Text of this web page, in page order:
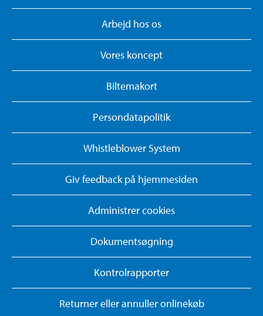
Arbejd hos os
Vores koncept
Biltemakort
Persondatapolitik
Whistleblower System
Giv feedback på hjemmesiden
Administrer cookies
Dokumentsøgning
Kontrolrapporter
Returner eller annuller onlinekøb